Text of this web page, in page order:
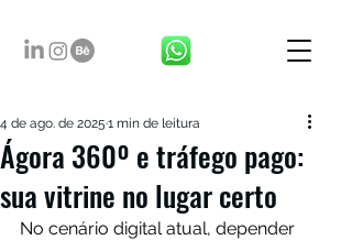
Ágora 360º e tráfego pago:
sua vitrine no lugar certo
4 de ago. de 2025 1 min de leitura
No cenário digital atual, depender